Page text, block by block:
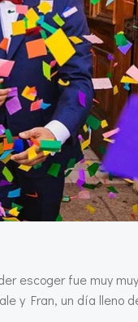
escoger fue muy
y Fran, un día lleno